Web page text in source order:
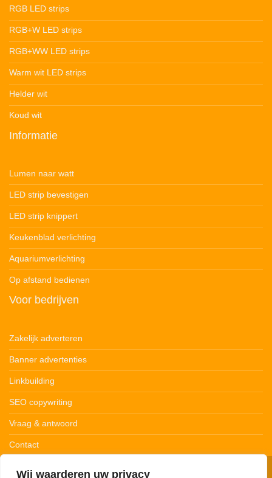
Wij waarderen uw privacy
RGB LED strips
RGB+W LED strips
RGB+WW LED strips
Warm wit LED strips
Helder wit
Koud wit
Informatie
Lumen naar watt
LED strip bevestigen
LED strip knippert
Keukenblad verlichting
Aquariumverlichting
Op afstand bedienen
Voor bedrijven
Zakelijk adverteren
Banner advertenties
Linkbuilding
SEO copywriting
Vraag & antwoord
Contact